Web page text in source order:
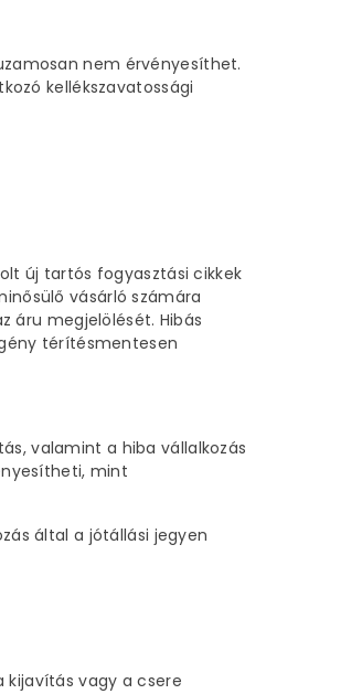
nem érvényesíthet.
kellékszavatossági
új tartós fogyasztási cikkek
vásárló számára
áru megjelölését. Hibás
térítésmentesen
valamint a hiba vállalkozás
mint
által a jótállási jegyen
kijavítás vagy a csere